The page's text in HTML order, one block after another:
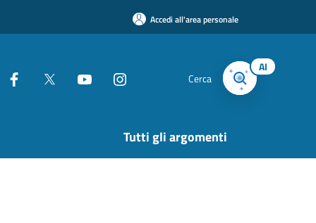
Accedi all'area personale
Cerca
AI
Tutti gli argomenti